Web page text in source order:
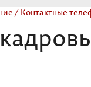
/ Контактные